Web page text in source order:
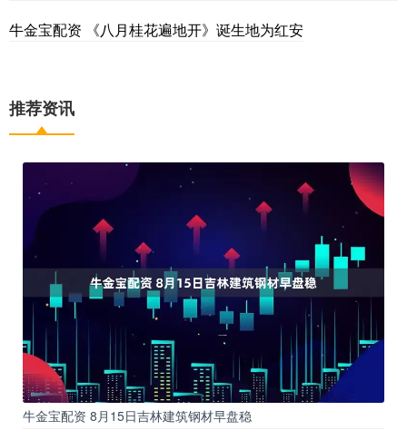
牛金宝配资 《八月桂花遍地开》诞生地为红安
推荐资讯
牛金宝配资 8月15日吉林建筑钢材早盘稳